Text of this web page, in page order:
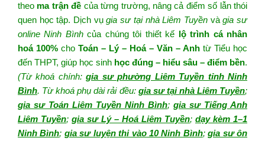
theo ma trận đề của từng trường, nâng cả điểm số lẫn thói
quen học tập. Dịch vụgia sư tại nhà Liêm Tuyềnvàgia sư
online Ninh Bìnhcủa chúng tôi thiết kế lộ trình cá nhân
hoá 100% cho Toán – Lý – Hoá – Văn – Anh từ Tiểu học
đến THPT, giúp học sinh học đúng – hiểu sâu – điểm bền.
(Từ khoá chính:gia sư phường Liêm Tuyền tỉnh Ninh
Bình. Từ khoá phụ dài rải đều: gia sư tại nhà Liêm Tuyền;
gia sư Toán Liêm Tuyền Ninh Bình; gia sư Tiếng Anh
Liêm Tuyền; gia sư Lý – Hoá Liêm Tuyền; dạy kèm 1–1
Ninh Bình; gia sư luyện thi vào 10 Ninh Bình;gia sư ôn